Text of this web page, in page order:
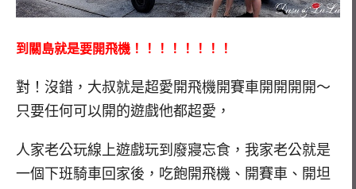
到關島就是要開飛機！！！！！！！！
對！沒錯，大叔就是超愛開飛機開賽車開開開開～
只要任何可以開的遊戲他都超愛，
人家老公玩線上遊戲玩到廢寢忘食，我家老公就是
一個下班騎車回家後，吃飽開飛機、開賽車、開坦